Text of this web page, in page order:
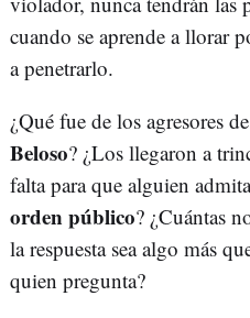
cuando se aprende a llorar
a penetrarlo.
¿Qué fue de los agresores
Beloso? ¿Los llegaron a
falta para que alguien
orden público? ¿Cuántas
la respuesta sea algo más
quien pregunta?